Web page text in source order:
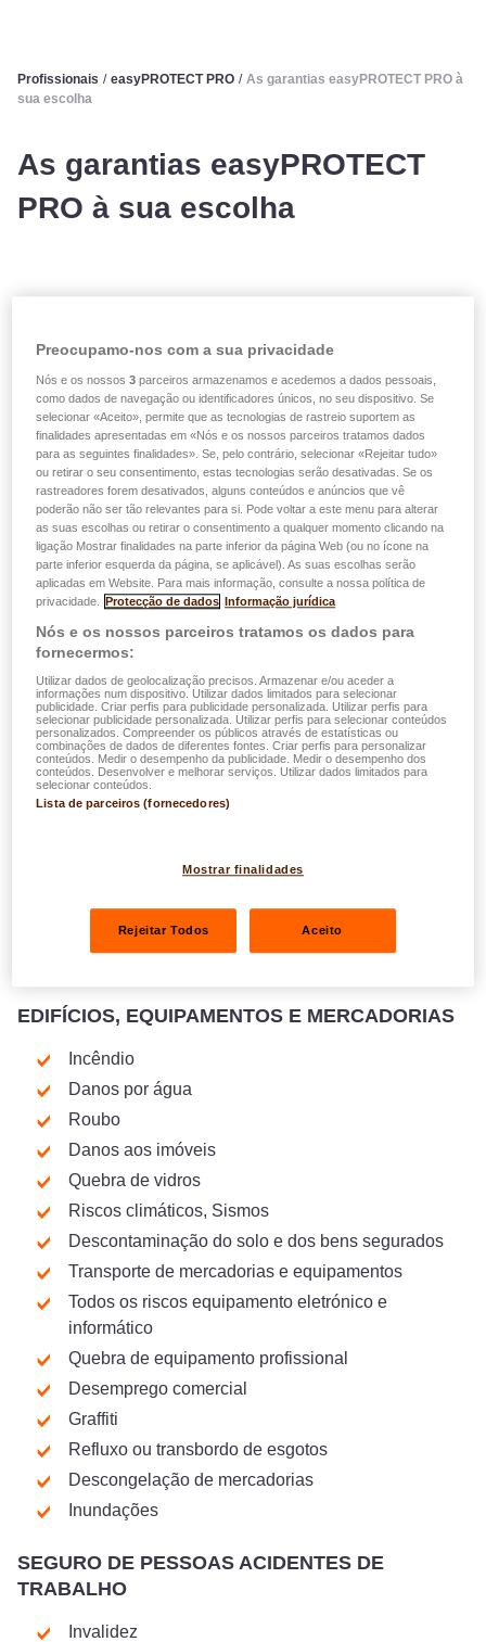
Profissionais / easyPROTECT PRO / As garantias easyPROTECT PRO à
sua escolha
As garantias easyPROTECT
PRO à sua escolha
Responsabilidade civil automóvel, proteção jurídica
Incêndio
Roubo
Quebra de vidros
Colisão com um animal errante
Forças da natureza
Danos materiais (Casco)
Acidentes com ocupantes
RESPONSABILIDADE CIVIL E PROTEÇÃO
JURÍDICA
RC operacional e RC imóveis, incluindo litígios de
vizinhança
RC objetos confiados e existentes
PJ e Insolvência de terceiros responsáveis
RC pós-entrega e intoxicação alimentar
RC dirigente de empresa
Danos imateriais puros
RC profissional (reservada a determinados setores
EDIFÍCIOS, EQUIPAMENTOS E MERCADORIAS
Incêndio
Danos por água
Roubo
Danos aos imóveis
Quebra de vidros
Riscos climáticos, Sismos
Descontaminação do solo e dos bens segurados
Transporte de mercadorias e equipamentos
Todos os riscos equipamento eletrónico e
informático
Quebra de equipamento profissional
Desemprego comercial
Graffiti
Refluxo ou transbordo de esgotos
Descongelação de mercadorias
Inundações
SEGURO DE PESSOAS ACIDENTES DE
TRABALHO
Invalidez
Preocupamo-nos com a sua privacidade
Nós e os nossos3 parceiros armazenamos e acedemos a dados pessoais,
como dados de navegação ou identificadores únicos, no seu dispositivo. Se
selecionar «Aceito», permite que as tecnologias de rastreio suportem as
finalidades apresentadas em «Nós e os nossos parceiros tratamos dados
para as seguintes finalidades». Se, pelo contrário, selecionar «Rejeitar tudo»
ou retirar o seu consentimento, estas tecnologias serão desativadas. Se os
rastreadores forem desativados, alguns conteúdos e anúncios que vê
poderão não ser tão relevantes para si. Pode voltar a este menu para alterar
as suas escolhas ou retirar o consentimento a qualquer momento clicando na
ligação Mostrar finalidades na parte inferior da página Web (ou no ícone na
parte inferior esquerda da página, se aplicável). As suas escolhas serão
aplicadas em Website. Para mais informação, consulte a nossa política de
privacidade.
Protecção de dados Informação jurídica
Nós e os nossos parceiros tratamos os dados para
fornecermos:
Utilizar dados de geolocalização precisos. Armazenar e/ou aceder a
informações num dispositivo. Utilizar dados limitados para selecionar
publicidade. Criar perfis para publicidade personalizada. Utilizar perfis para
selecionar publicidade personalizada. Utilizar perfis para selecionar conteúdos
personalizados. Compreender os públicos através de estatísticas ou
combinações de dados de diferentes fontes. Criar perfis para personalizar
conteúdos. Medir o desempenho da publicidade. Medir o desempenho dos
conteúdos. Desenvolver e melhorar serviços. Utilizar dados limitados para
selecionar conteúdos.
Lista de parceiros (fornecedores)
Mostrar finalidades
Rejeitar Todos Aceito